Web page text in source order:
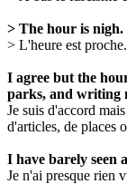
> The hour is nigh.
> L'heure est proche.
I agree but the
parks, and writing
Je suis d'accord
d'articles, de places
I have barely seen
Je n'ai presque rien